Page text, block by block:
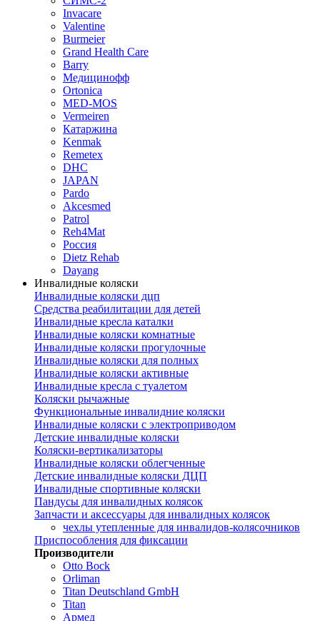
Invacare
Valentine
Burmeier
Grand Health Care
Barry
Медицинофф
Ortonica
MED-MOS
Vermeiren
Катаржина
Kenmak
Remetex
DHC
JAPAN
Pardo
Akcesmed
Patrol
Reh4Mat
Россия
Dietz Rehab
Dayang
Инвалидные коляски
Инвалидные коляски дцп
Средства реабилитации для детей
Инвалидные кресла каталки
Инвалидные коляски комнатные
Инвалидные коляски прогулочные
Инвалидные коляски для полных
Инвалидные коляски активные
Инвалидные кресла с туалетом
Коляски рычажные
Функциональные инвалидние коляски
Инвалидные коляски с электроприводом
Детские инвалидные коляски
Коляски-вертикализаторы
Инвалидные коляски облегченные
Детские инвалидные коляски ДЦП
Инвалидные спортивные коляски
Пандусы для инвалидных колясок
Запчасти и аксессуары для инвалидных колясок
чехлы утепленные для инвалидов-колясочников
Приспособления для фиксации
Производители
Otto Bock
Orliman
Titan Deutschland GmbH
Titan
Армед